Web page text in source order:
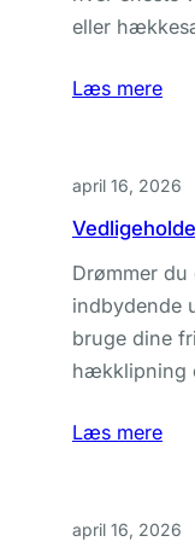
eller
Læs mere
april 16, 2026
Drømmer
indbydende
bruge dine
hækklipning
Læs mere
april 16, 2026